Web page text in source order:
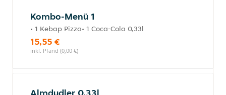
Kombo-Menü 1
• 1 Kebap Pizza• 1 Coca-Cola 0,33l
15,55 €
inkl. Pfand (0,00 €)